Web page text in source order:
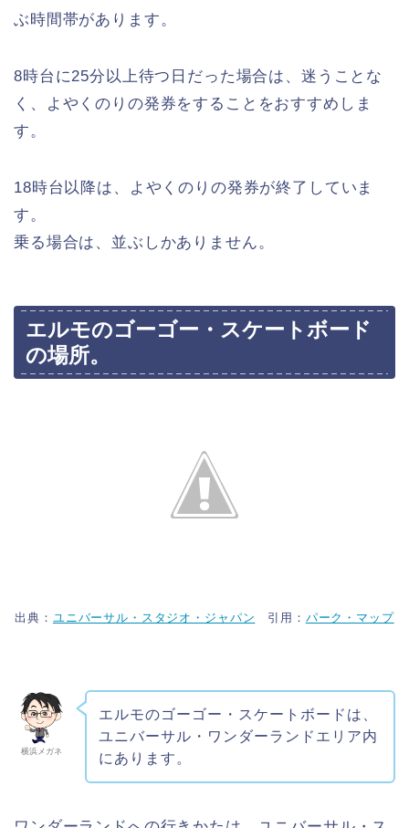
ぶ時間帯があります。
8時台に25分以上待つ日だった場合は、迷うことな
く、よやくのりの発券をすることをおすすめしま
す。
18時台以降は、よやくのりの発券が終了していま
す。
乗る場合は、並ぶしかありません。
エルモのゴーゴー・スケートボード
の場所。
出典： ユニバーサル・スタジオ・ジャパン 引用： パーク・マップ
横浜メガネ
エルモのゴーゴー・スケートボードは、
ユニバーサル・ワンダーランドエリア内
にあります。